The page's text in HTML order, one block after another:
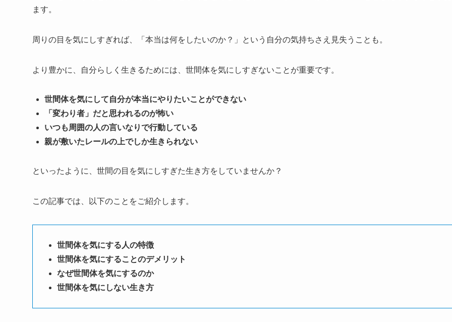
ます。
周りの目を気にしすぎれば、「本当は何をしたいのか？」という自分の気持ちさえ見失うことも。
より豊かに、自分らしく生きるためには、世間体を気にしすぎないことが重要です。
世間体を気にして自分が本当にやりたいことができない
「変わり者」だと思われるのが怖い
いつも周囲の人の言いなりで行動している
親が敷いたレールの上でしか生きられない
といったように、世間の目を気にしすぎた生き方をしていませんか？
この記事では、以下のことをご紹介します。
世間体を気にする人の特徴
世間体を気にすることのデメリット
なぜ世間体を気にするのか
世間体を気にしない生き方